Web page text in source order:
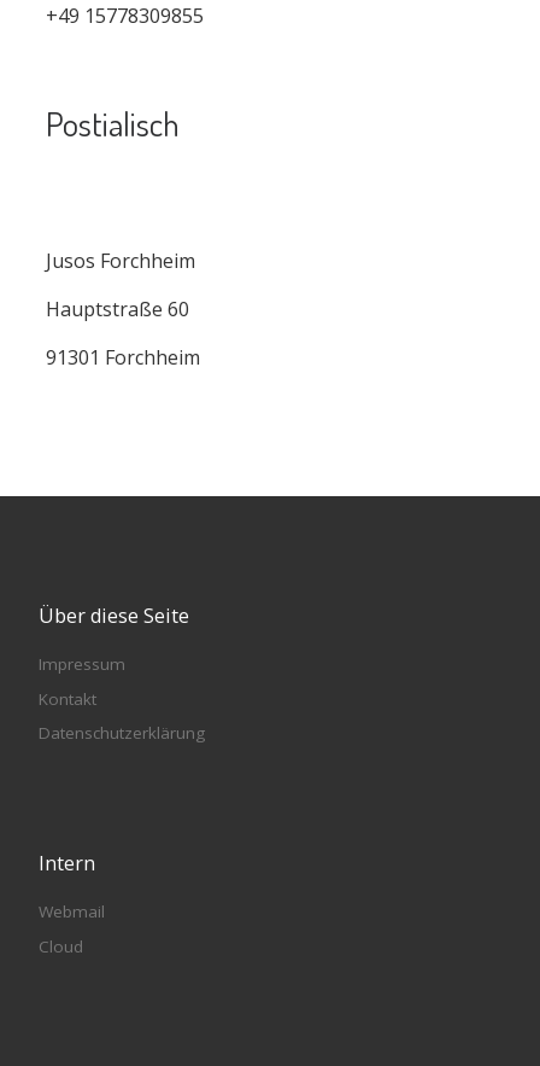
+49 15778309855
Postialisch
Jusos Forchheim
Hauptstraße 60
91301 Forchheim
Über diese Seite
Impressum
Kontakt
Datenschutzerklärung
Intern
Webmail
Cloud